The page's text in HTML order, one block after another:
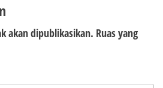
akan dipublikasikan. Ruas yang